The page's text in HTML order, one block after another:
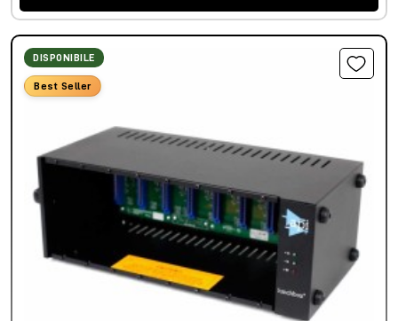
DISPONIBILE
Best Seller